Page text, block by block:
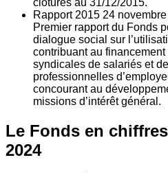
clôturés au 31/12/2015.
Rapport 2015 24
Premier rapport du Fonds
dialogue social sur
contribuant au
syndicales de salariés et
professionnelles
concourant au
missions d’intérêt général.
Le Fonds en chiffres
2024